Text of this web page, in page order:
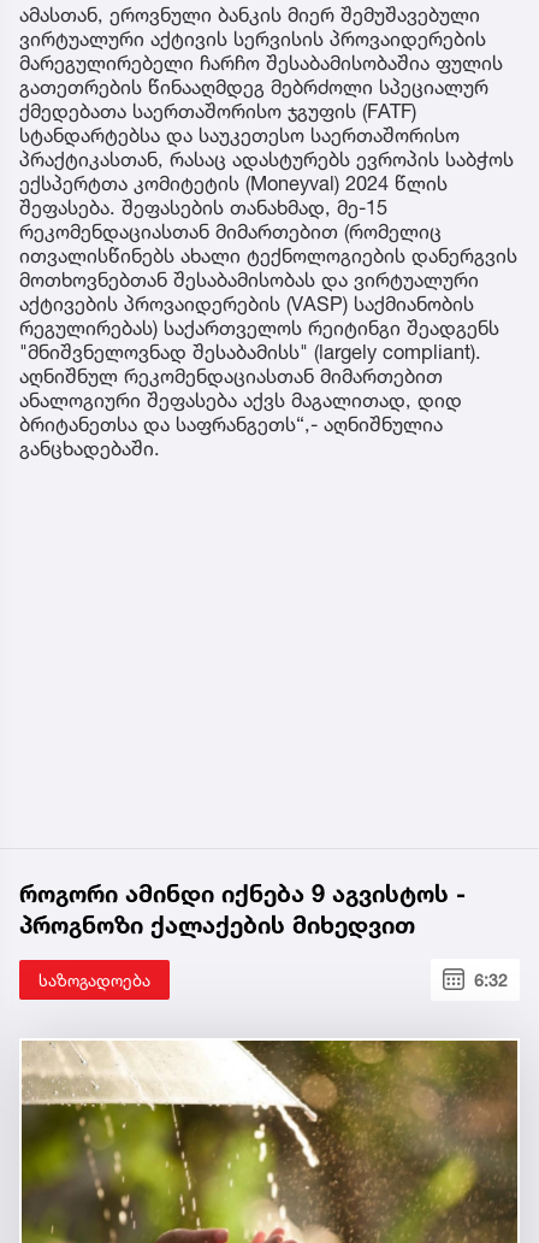
ამასთან, ეროვნული ბანკის მიერ შემუშავებული
ვირტუალური აქტივის სერვისის პროვაიდერების
მარეგულირებელი ჩარჩო შესაბამისობაშია ფულის
გათეთრების წინააღმდეგ მებრძოლი სპეციალურ
ქმედებათა საერთაშორისო ჯგუფის (FATF)
სტანდარტებსა და საუკეთესო საერთაშორისო
პრაქტიკასთან, რასაც ადასტურებს ევროპის საბჭოს
ექსპერტთა კომიტეტის (Moneyval) 2024 წლის
შეფასება. შეფასების თანახმად, მე-15
რეკომენდაციასთან მიმართებით (რომელიც
ითვალისწინებს ახალი ტექნოლოგიების დანერგვის
მოთხოვნებთან შესაბამისობას და ვირტუალური
აქტივების პროვაიდერების (VASP) საქმიანობის
რეგულირებას) საქართველოს რეიტინგი შეადგენს
"მნიშვნელოვნად შესაბამისს" (largely compliant).
აღნიშნულ რეკომენდაციასთან მიმართებით
ანალოგიური შეფასება აქვს მაგალითად, დიდ
ბრიტანეთსა და საფრანგეთს“,- აღნიშნულია
განცხადებაში.
როგორი ამინდი იქნება 9 აგვისტოს -
პროგნოზი ქალაქების მიხედვით
საზოგადოება 6:32